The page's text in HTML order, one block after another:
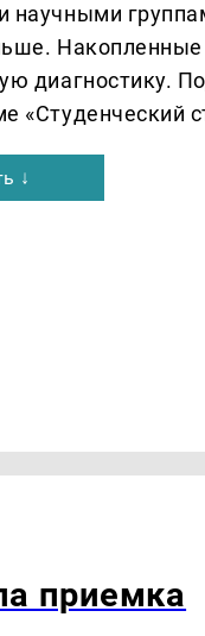
научными
Накопленные
диагностику.
«Студенческий
↓
приемка